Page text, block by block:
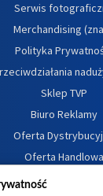
Serwis
Merchandising
Polityka
Sklep TVP
Biuro Reklamy
Oferta
Oferta Handlowa
Dostępność